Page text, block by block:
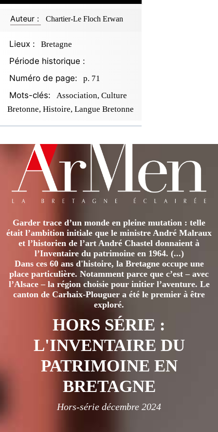
Auteur : Chartier-Le Floch Erwan
Lieux : Bretagne
Période historique :
Numéro de page:
p. 71
Mots-clés:
Association, Culture
Bretonne, Histoire, Langue Bretonne
Garder trace d’un monde en pleine mutation : telle
était l’ambition initiale que le ministre André Malraux
et l’historien de l’art André Chastel donnaient à
l’Inventaire du patrimoine en 1964. (...)
Dans ces 60 ans d'histoire, la Bretagne occupe une
place particulière. Notamment parce que c’est – avec
l’Alsace – la région choisie pour initier l’aventure. Le
canton de Carhaix-Plouguer a été le premier à être
exploré.
HORS SÉRIE :
L'INVENTAIRE DU
PATRIMOINE EN
BRETAGNE
Hors-série décembre 2024